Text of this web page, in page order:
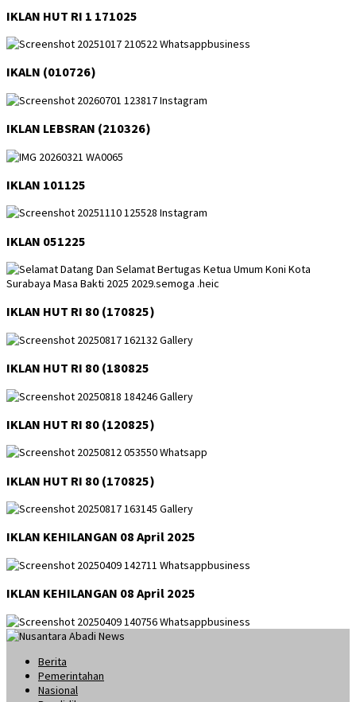
IKLAN HUT RI 1 171025
IKALN (010726)
IKLAN LEBSRAN (210326)
IKLAN 101125
IKLAN 051225
IKLAN HUT RI 80 (170825)
IKLAN HUT RI 80 (180825
IKLAN HUT RI 80 (120825)
IKLAN HUT RI 80 (170825)
IKLAN KEHILANGAN 08 April 2025
IKLAN KEHILANGAN 08 April 2025
Berita
Pemerintahan
Nasional